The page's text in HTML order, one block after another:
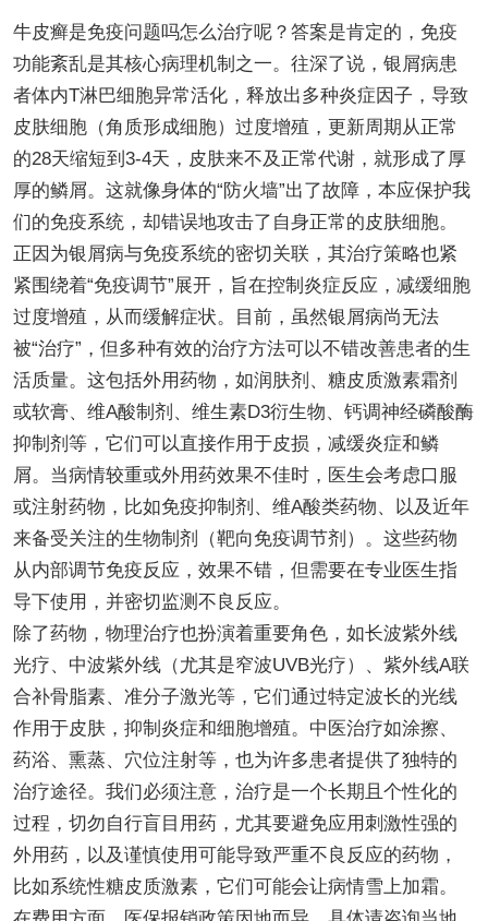
牛皮癣是免疫问题吗怎么治疗呢？答案是肯定的，免疫
功能紊乱是其核心病理机制之一。往深了说，银屑病患
者体内T淋巴细胞异常活化，释放出多种炎症因子，导致
皮肤细胞（角质形成细胞）过度增殖，更新周期从正常
的28天缩短到3-4天，皮肤来不及正常代谢，就形成了厚
厚的鳞屑。这就像身体的“防火墙”出了故障，本应保护我
们的免疫系统，却错误地攻击了自身正常的皮肤细胞。
正因为银屑病与免疫系统的密切关联，其治疗策略也紧
紧围绕着“免疫调节”展开，旨在控制炎症反应，减缓细胞
过度增殖，从而缓解症状。目前，虽然银屑病尚无法
被“治疗”，但多种有效的治疗方法可以不错改善患者的生
活质量。这包括外用药物，如润肤剂、糖皮质激素霜剂
或软膏、维A酸制剂、维生素D3衍生物、钙调神经磷酸酶
抑制剂等，它们可以直接作用于皮损，减缓炎症和鳞
屑。当病情较重或外用药效果不佳时，医生会考虑口服
或注射药物，比如免疫抑制剂、维A酸类药物、以及近年
来备受关注的生物制剂（靶向免疫调节剂）。这些药物
从内部调节免疫反应，效果不错，但需要在专业医生指
导下使用，并密切监测不良反应。
除了药物，物理治疗也扮演着重要角色，如长波紫外线
光疗、中波紫外线（尤其是窄波UVB光疗）、紫外线A联
合补骨脂素、准分子激光等，它们通过特定波长的光线
作用于皮肤，抑制炎症和细胞增殖。中医治疗如涂擦、
药浴、熏蒸、穴位注射等，也为许多患者提供了独特的
治疗途径。我们必须注意，治疗是一个长期且个性化的
过程，切勿自行盲目用药，尤其要避免应用刺激性强的
外用药，以及谨慎使用可能导致严重不良反应的药物，
比如系统性糖皮质激素，它们可能会让病情雪上加霜。